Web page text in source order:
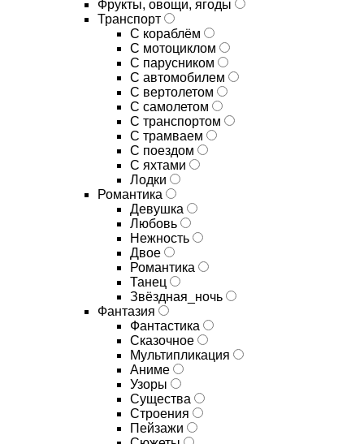
Фрукты, овощи, ягоды
Транспорт
С кораблём
С мотоциклом
С парусником
С автомобилем
С вертолетом
С самолетом
С транспортом
С трамваем
С поездом
С яхтами
Лодки
Романтика
Девушка
Любовь
Нежность
Двое
Романтика
Танец
Звёздная_ночь
Фантазия
Фантастика
Сказочное
Мультипликация
Аниме
Узоры
Существа
Строения
Пейзажи